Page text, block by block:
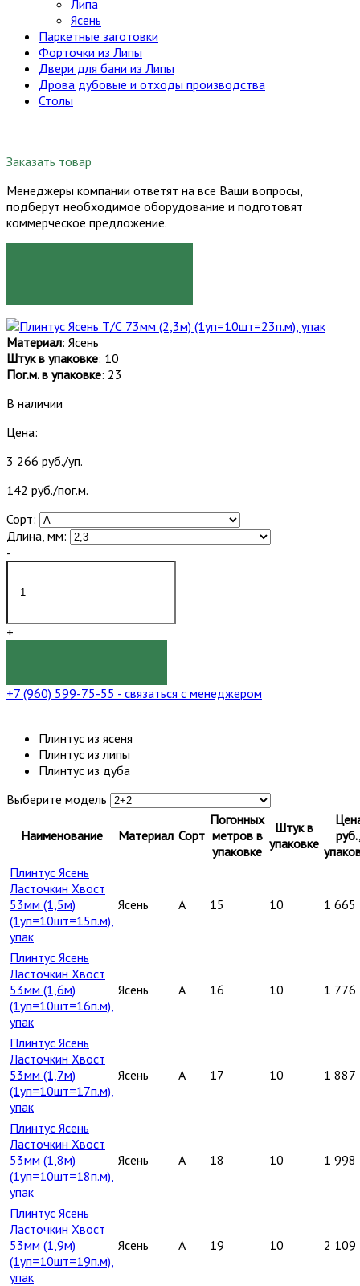
Липа
Ясень
Паркетные заготовки
Форточки из Липы
Двери для бани из Липы
Дрова дубовые и отходы производства
Столы
Заказать товар
Менеджеры компании ответят на все Ваши вопросы,
подберут необходимое оборудование и подготовят
коммерческое предложение.
Материал: Ясень
Штук в упаковке: 10
Пог.м. в упаковке: 23
В наличии
Цена:
3 266 руб./уп.
142 руб./пог.м.
Сорт:
Длина, мм:
-
+
+7 (960) 599-75-55 - связаться с менеджером
Плинтус из ясеня
Плинтус из липы
Плинтус из дуба
Выберите модель
Наименование Материал Сорт
Погонных
метров в
упаковке
Штук в
упаковке
Плинтус Ясень
Ласточкин Хвост
53мм (1,5м)
(1уп=10шт=15п.м),
упак
Ясень A 15 10 1 665
Плинтус Ясень
Ласточкин Хвост
53мм (1,6м)
(1уп=10шт=16п.м),
упак
Ясень A 16 10 1 776
Плинтус Ясень
Ласточкин Хвост
53мм (1,7м)
(1уп=10шт=17п.м),
упак
Ясень A 17 10 1 887
Плинтус Ясень
Ласточкин Хвост
53мм (1,8м)
(1уп=10шт=18п.м),
упак
Ясень A 18 10 1 998
Плинтус Ясень
Ласточкин Хвост
53мм (1,9м)
(1уп=10шт=19п.м),
упак
Ясень A 19 10 2 109